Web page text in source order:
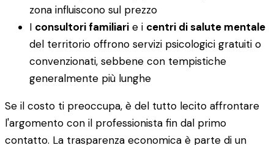
zona influiscono sul prezzo
I consultori familiari e i centri di salute mentale
del territorio offrono servizi psicologici gratuiti o
convenzionati, sebbene con tempistiche
generalmente più lunghe
Se il costo ti preoccupa, è del tutto lecito affrontare
l'argomento con il professionista fin dal primo
contatto. La trasparenza economica è parte di un